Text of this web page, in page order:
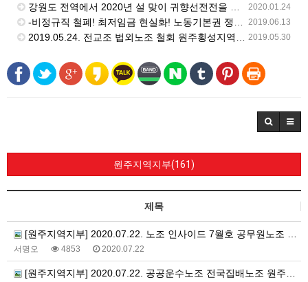
2020.01.24
강원도 전역에서 2020년 설 맞이 귀향선전전을 버스터미널과 주요 거점에서 1월 23일 일제히 진행
2019.06.13
-비정규직 철폐! 최저임금 현실화! 노동기본권 쟁취! 2019 민주노총 원주지역지부 투쟁 결의대회
2019.05.30
2019.05.24. 전교조 법외노조 철회 원주횡성지역 공동 현수막 게첩
원주지역지부(161)
제목
[원주지역지부] 2020.07.22. 노조 인사이드 7월호 공무원노조 원주시지부 편
서명오 4853 2020.07.22
[원주지역지부] 2020.07.22. 공공운수노조 전국집배노조 원주우체국지부 출근 투쟁 188일차